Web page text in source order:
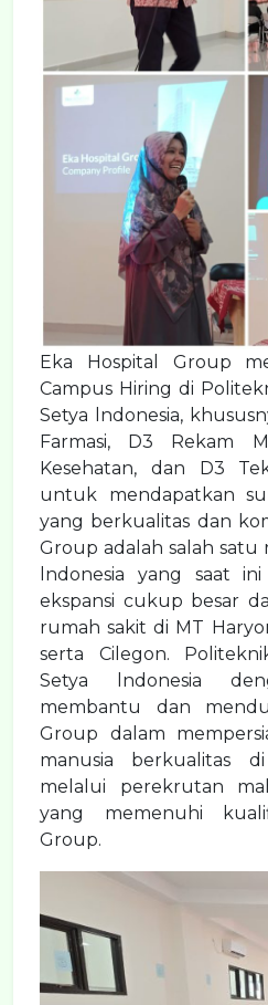
Eka Hospital Group
Campus Hiring di
Setya lndonesia,
Farmasi, D3 Rekam
Kesehatan, dan D3
untuk mendapatkan
yang berkualitas dan
Group adalah salah satu
lndonesia yang saat
ekspansi cukup besar
rumah sakit di MT
serta Cilegon.
Setya lndonesia
membantu dan
Group dalam
manusia berkualitas
melalui perekrutan
yang memenuhi
Group.